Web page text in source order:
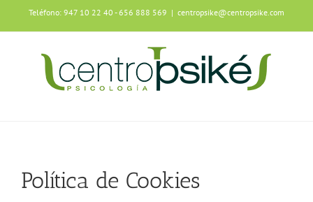
contenido
Teléfono: 947 10 22 40 - 656 888 569 | centropsike@centropsike.com
Política de Cookies